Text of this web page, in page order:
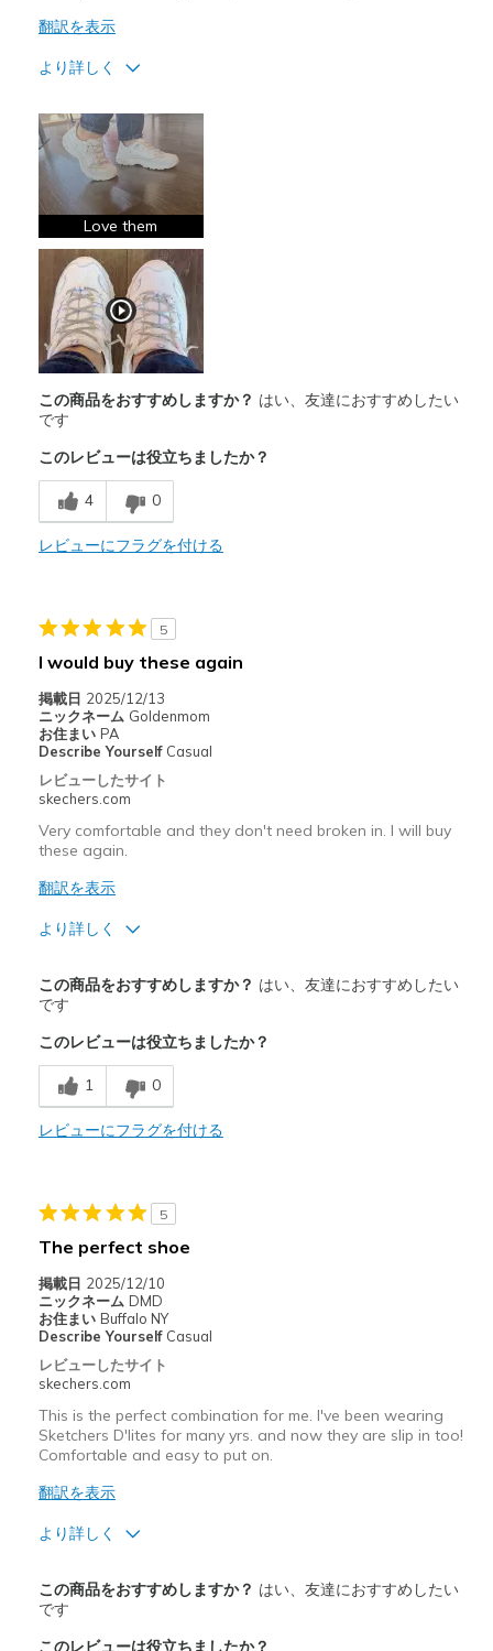
翻訳を表示
より詳しく
Attractive Design
Breathe Well
Comfortable
Durable
Stylish
以下に最適
Casual Wear
Travel
Width
Sizing
I'm Really Into Shoes
Love them
この商品をおすすめしますか？ はい、友達におすすめしたい
です
このレビューは役立ちましたか？
4 0
レビューにフラグを付ける
5
I would buy these again
掲載日 2025/12/13
ニックネーム Goldenmom
お住まい PA
Describe Yourself Casual
レビューしたサイト
skechers.com
Very comfortable and they don't need broken in. I will buy
these again.
翻訳を表示
より詳しく
Attractive Design
Breathe Well
Comfortable
Durable
以下に最適
Casual Wear
Going Out
Special Occasions
Travel
Width
Feels true to width
Sizing
Feels true to size
この商品をおすすめしますか？ はい、友達におすすめしたい
です
このレビューは役立ちましたか？
1 0
レビューにフラグを付ける
5
The perfect shoe
掲載日 2025/12/10
ニックネーム DMD
お住まい Buffalo NY
Describe Yourself Casual
レビューしたサイト
skechers.com
This is the perfect combination for me. I've been wearing
Sketchers D'lites for many yrs. and now they are slip in too!
Comfortable and easy to put on.
翻訳を表示
より詳しく
Attractive Design
この商品をおすすめしますか？ はい、友達におすすめしたい
です
このレビューは役立ちましたか？